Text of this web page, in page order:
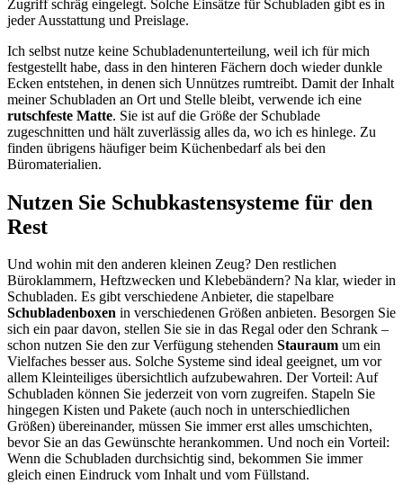
Zugriff schräg eingelegt. Solche Einsätze für Schubladen gibt es in
jeder Ausstattung und Preislage.
Ich selbst nutze keine Schubladenunterteilung, weil ich für mich
festgestellt habe, dass in den hinteren Fächern doch wieder dunkle
Ecken entstehen, in denen sich Unnützes rumtreibt. Damit der Inhalt
meiner Schubladen an Ort und Stelle bleibt, verwende ich eine
rutschfeste Matte. Sie ist auf die Größe der Schublade
zugeschnitten und hält zuverlässig alles da, wo ich es hinlege. Zu
finden übrigens häufiger beim Küchenbedarf als bei den
Büromaterialien.
Nutzen Sie Schubkastensysteme für den
Rest
Und wohin mit den anderen kleinen Zeug? Den restlichen
Büroklammern, Heftzwecken und Klebebändern? Na klar, wieder in
Schubladen. Es gibt verschiedene Anbieter, die stapelbare
Schubladenboxen in verschiedenen Größen anbieten. Besorgen Sie
sich ein paar davon, stellen Sie sie in das Regal oder den Schrank –
schon nutzen Sie den zur Verfügung stehenden Stauraum um ein
Vielfaches besser aus. Solche Systeme sind ideal geeignet, um vor
allem Kleinteiliges übersichtlich aufzubewahren. Der Vorteil: Auf
Schubladen können Sie jederzeit von vorn zugreifen. Stapeln Sie
hingegen Kisten und Pakete (auch noch in unterschiedlichen
Größen) übereinander, müssen Sie immer erst alles umschichten,
bevor Sie an das Gewünschte herankommen. Und noch ein Vorteil:
Wenn die Schubladen durchsichtig sind, bekommen Sie immer
gleich einen Eindruck vom Inhalt und vom Füllstand.